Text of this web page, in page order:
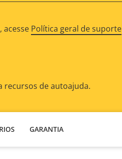
acesse Política geral de suporte
recursos de autoajuda.
GARANTIA